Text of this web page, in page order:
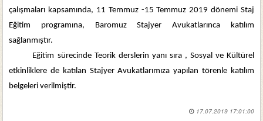
çalışmaları kapsamında, 11 Temmuz -15 Temmuz 2019 dönemi Staj
Eğitim programına, Baromuz Stajyer Avukatlarınca katılım
sağlanmıştır.
Eğitim sürecinde Teorik derslerin yanı sıra , Sosyal ve Kültürel
etkinliklere de katılan Stajyer Avukatlarımıza yapılan törenle katılım
belgeleri verilmiştir.
17.07.2019 17:01:00